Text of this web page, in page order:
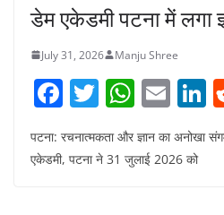
डेम एकेडमी पटना में लगा
July 31, 2026 Manju Shree
F
c
T
itt
W
at
E
m
ai
n
k
पटना: रचनात्मकता और ज्ञान का अनोखा
एकेडमी, पटना ने 31 जुलाई 2026 को